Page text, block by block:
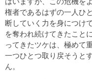
権者であるはずの一人ひ
断していく力を身につけ
を奪われ続けてきたこと
ってきたツケは、極めて
一つひとつ取り戻そうと
ん。